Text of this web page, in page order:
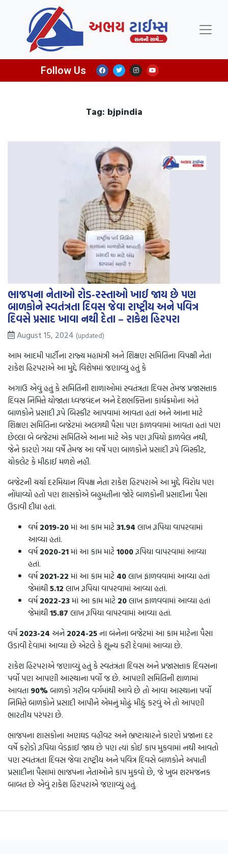
Follow Us
Tag: bjpindia
ભાજપના નેતાઓ રોડ-રસ્તાઓ ખાઈ જાય છે પણ
બાળકોને સ્વતંત્રતા દિવસ જેવા રાષ્ટ્રીય અને પવિત્ર
દિવસે પ્રસાદ ખાવા નથી દેતા – રાકેશ હિરપરા
August 15, 2024 (updated)
આમ આદમી પાર્ટીના રાજ્ય મહામંત્રી અને શિક્ષણ સમિતિના વિપક્ષી નેતા
રાકેશ હિરપરાએ આ મુદ્દે વિશેષમાં જણાવ્યું હતું કે
અગાઉ એવું હતું કે સમિતિની શાળાઓમાં સ્વતંત્રતા દિવસ તેમજ પ્રજાસત્તાક
દિવસ નિમિત્તે યોજાતા ધ્વજવંદન અને દેશભક્તિના કાર્યક્રમોના અંતે
બાળકોને પ્રસાદી રૂપે બિસ્કીટ આપવામાં આવતા હતાં અને આના માટે
શિક્ષણ સમિતિના બજેટમાં અલગથી પૈસા પણ ફાળવવામાં આવતા હતાં પણ
છેલ્લા બે બજેટમાં સમિતિએ આના માટે એક પણ રૂપિયો ફાળવેલ નથી,
જેને કારણે ગયા વર્ષે તેમજ આ વર્ષે પણ બાળકોને પ્રસાદી રૂપે બિસ્કીટ,
ચોકલેટ કે મીઠાઈ મળશે નહી.
બજેટની ચર્ચા દરમિયાન વિપક્ષ નેતા રાકેશ હિરપરાએ આ મુદ્દે વિરોધ પણ
નોંધાવ્યો હતો પણ શાસકોએ બહુમતીના જોરે બાળકોની પ્રસાદીના પૈસા
ઉડાવી દીધા હતાં.
વર્ષ2019-20માં આ કામ માટે 31.94 લાખ રૂપિયા વાપરવામાં
આવ્યા હતાં.
વર્ષ2020-21માં આ કામ માટે 1000રૂપિયા વાપરવામાં આવ્યા
હતાં.
વર્ષ2021-22 માં આ કામ માટે 40લાખ ફાળવવામાં આવ્યા હતાં
જેમાંથી 5.12 લાખ રૂપિયા વાપરવામાં આવ્યા હતાં.
વર્ષ2022-23માં આ કામ માટે 20લાખ ફાળવવામાં આવ્યા હતાં
જેમાંથી 15.87 લાખ રૂપિયા વાપરવામાં આવ્યા હતાં.
વર્ષ2023-24 અને 2024-25ના બંનેના બજેટમાં આ કામ માટેના પૈસા
ઉડાવી દેવામાં આવ્યા છે એટલે કે શૂન્ય કરી દેવામાં આવ્યા છે.
રાકેશ હિરપરાએ જણાવ્યું હતું કે સ્વતંત્રતા દિવસ અને પ્રજાસત્તાક દિવસના
પર્વો પણ આપણી આસ્થાના પર્વો જ છે. આપણી સમિતિની શાળામાં
આવતા 90%બાળકો ગરીબ વર્ગમાંથી આવે છે તો આવા આસ્થાના પર્વો
નિમિત્તે બાળકોને પ્રસાદી આપીને એમનું મોઢું મીઠું કરવું એ તો આપણી
ભારતીય પરંપરા છે.
ભાજપના શાસકોના અણઘડ વહીવટ અને ભ્રષ્ટાચારને કારણે પ્રજાના દર
વર્ષે કરોડો રૂપિયા વેડફાઈ જાય છે પણ ત્યાં કોઈ કાપ મુકવામાં નથી આવતો
પણ સ્વતંત્રતા દિવસ જેવા રાષ્ટ્રીય અને પવિત્ર દિવસે બાળકોને અપાતી
પ્રસાદીના પૈસામાં ભાજપના નેતાઓને કાપ મુકવો છે, જે ખુબ શરમજનક
બાબત છે એવું રાકેશ હિરપરાએ જણાવ્યું હતું.